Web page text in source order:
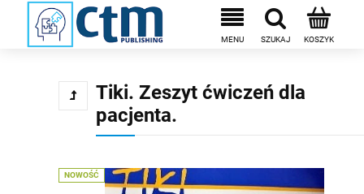
Tiki. Zeszyt ćwiczeń dla
pacjenta.
NOWOŚĆ